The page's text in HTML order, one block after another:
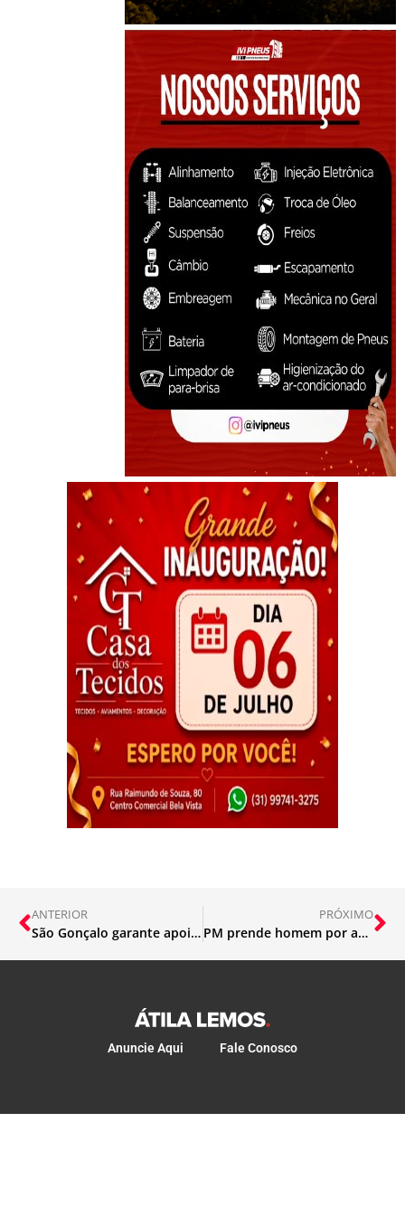
ANTERIOR
São Gonçalo garante apoio ao produtor rural com insumos e serviços
PRÓXIMO
PM prende homem por ameaça e localiza espingarda
Anuncie Aqui Fale Conosco